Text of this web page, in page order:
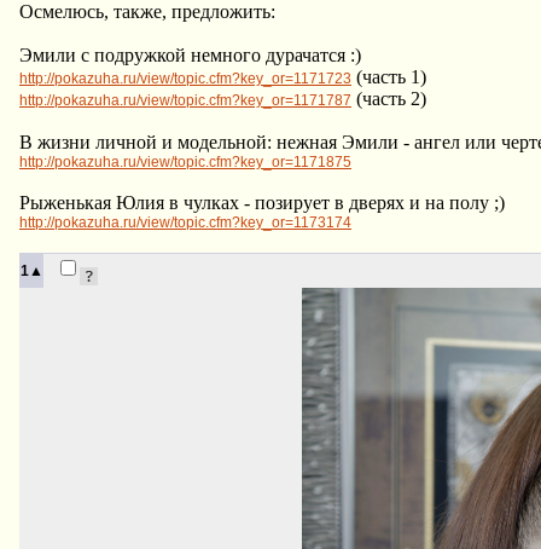
Осмелюсь, также, предложить:
Эмили с подружкой немного дурачатся :)
http://pokazuha.ru/view/topic.cfm?key_or=1171723 (часть 1)
http://pokazuha.ru/view/topic.cfm?key_or=1171787 (часть 2)
В жизни личной и модельной: нежная Эмили - ангел или
http://pokazuha.ru/view/topic.cfm?key_or=1171875
Рыженькая Юлия в чулках - позирует в дверях и на полу ;)
http://pokazuha.ru/view/topic.cfm?key_or=1173174
1▲